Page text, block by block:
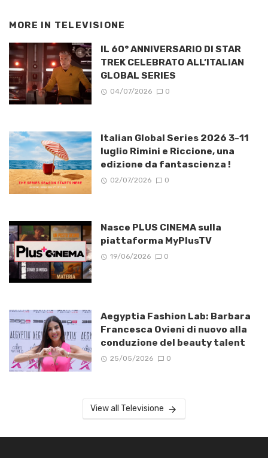
MORE IN TELEVISIONE
IL 60° ANNIVERSARIO DI STAR
TREK CELEBRATO ALL’ITALIAN
GLOBAL SERIES
04/07/2026 0
Italian Global Series 2026 3-11
luglio Rimini e Riccione, una
edizione da fantascienza !
02/07/2026 0
Nasce PLUS CINEMA sulla
piattaforma MyPlusTV
19/06/2026 0
Aegyptia Fashion Lab: Barbara
Francesca Ovieni di nuovo alla
conduzione del beauty talent
25/05/2026 0
View all Televisione